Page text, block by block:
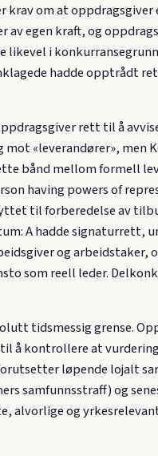
krav om at
egen kraft, og
likevel i
hadde opptrådt
rett til å
«leverandører», men
bånd mellom formell
having powers of
til forberedelse av
A hadde signaturrett,
og arbeidstaker,
som reell leder.
tidsmessig grense.
å kontrollere at
løpende lojalt
samfunnsstraff) og
alvorlige og